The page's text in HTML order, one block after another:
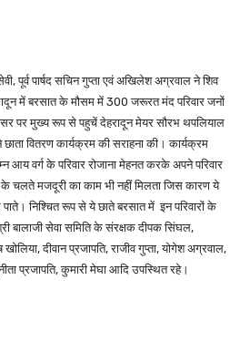
पूर्व पार्षद सचिन गुप्ता एवं अखिलेश अग्रवाल ने शिव
में बरसात के मौसम में 300 जरूरत मंद परिवार जनों
पर मुख्य रूप से पहुचें देहरादून मेयर सौरभ थपलियाल
वितरण कार्यक्रम की सराहना की। कार्यक्रम
आय वर्ग के परिवार रोजाना मेहनत करके अपने परिवार
के चलते मजदूरी का काम भी नहीं मिलता जिस कारण ये
निश्चित रूप से ये छाते बरसात में इन परिवारों के
बालाजी सेवा समिति के संरक्षक दीपक सिंघल,
खोलिया, दीवान प्रजापति, राजीव गुप्ता, योगेश अग्रवाल,
प्रजापति, कुमारी मेघा आदि उपस्थित रहे।